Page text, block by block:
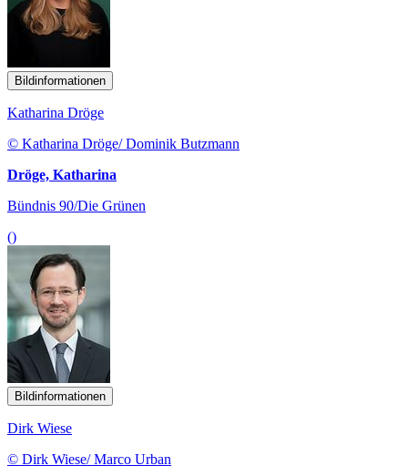
Bildinformationen
Katharina Dröge
© Katharina Dröge/ Dominik Butzmann
Dröge, Katharina
Bündnis 90/Die Grünen
()
Bildinformationen
Dirk Wiese
© Dirk Wiese/ Marco Urban